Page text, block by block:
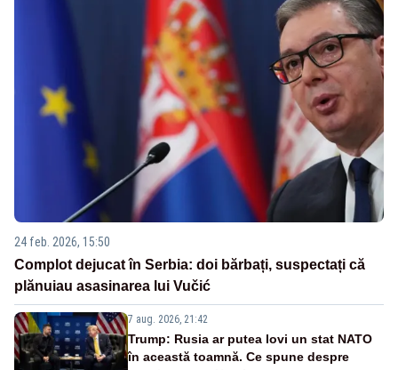
24 feb. 2026, 15:50
Complot dejucat în Serbia: doi bărbați, suspectați că
plănuiau asasinarea lui Vučić
7 aug. 2026, 21:42
Trump: Rusia ar putea lovi un stat NATO
în această toamnă. Ce spune despre